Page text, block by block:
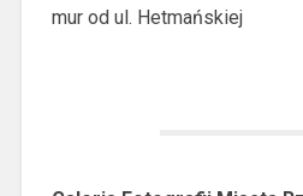
mur od ul. Hetmańskiej